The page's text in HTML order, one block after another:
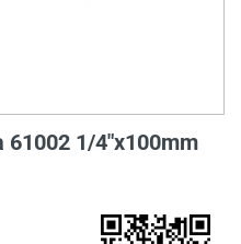
61002 1/4"x100mm